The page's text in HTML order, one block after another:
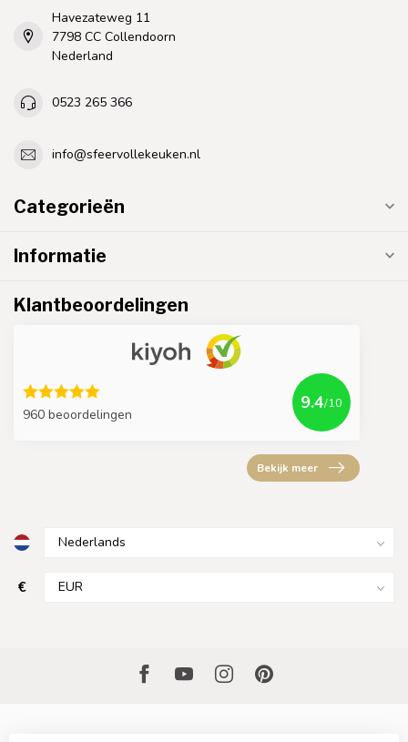
Havezateweg 11
7798 CC Collendoorn
Nederland
0523 265 366
info@sfeervollekeuken.nl
Categorieën
Informatie
Klantbeoordelingen
960 beoordelingen
9.4/10
Bekijk meer
€